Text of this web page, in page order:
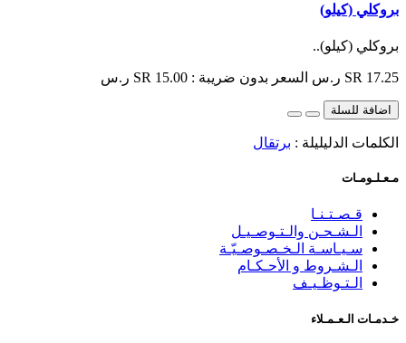
بروكلي (كيلو)
بروكلي (كيلو)..
SR 17.25 ر.س السعر بدون ضريبة : SR 15.00 ر.س
اضافة للسلة
الكلمات الدليليلة : برتقال
مـعـلـومـات
قـصـتـنـا
الـشـحـن والـتـوصـيـل
سـيـاسـة الـخـصـوصـيّـة
الـشـروط و الأحـكـام
الـتـوظـيـف
خـدمـات الـعـمـلاء